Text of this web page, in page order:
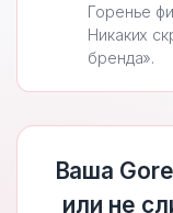
Горенье
Никаких
бренда».
Ваша
или не